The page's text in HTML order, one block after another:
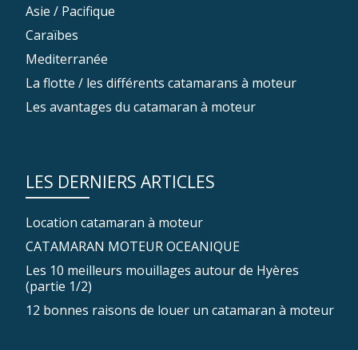
Asie / Pacifique
Caraïbes
Mediterranée
La flotte / les différents catamarans à moteur
Les avantages du catamaran à moteur
LES DERNIERS ARTICLES
Location catamaran à moteur
CATAMARAN MOTEUR OCEANIQUE
Les 10 meilleurs mouillages autour de Hyères
(partie 1/2)
12 bonnes raisons de louer un catamaran à moteur